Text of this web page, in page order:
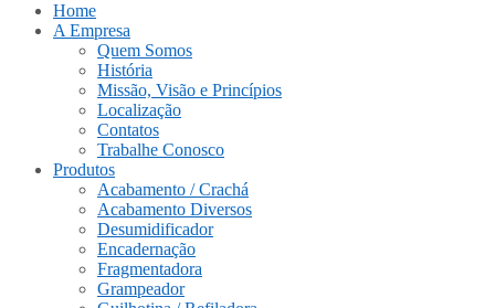
Home
A Empresa
Quem Somos
História
Missão, Visão e Princípios
Localização
Contatos
Trabalhe Conosco
Produtos
Acabamento / Crachá
Acabamento Diversos
Desumidificador
Encadernação
Fragmentadora
Grampeador